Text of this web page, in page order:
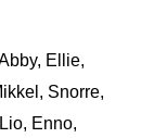
Ellie,
Snorre,
Enno,